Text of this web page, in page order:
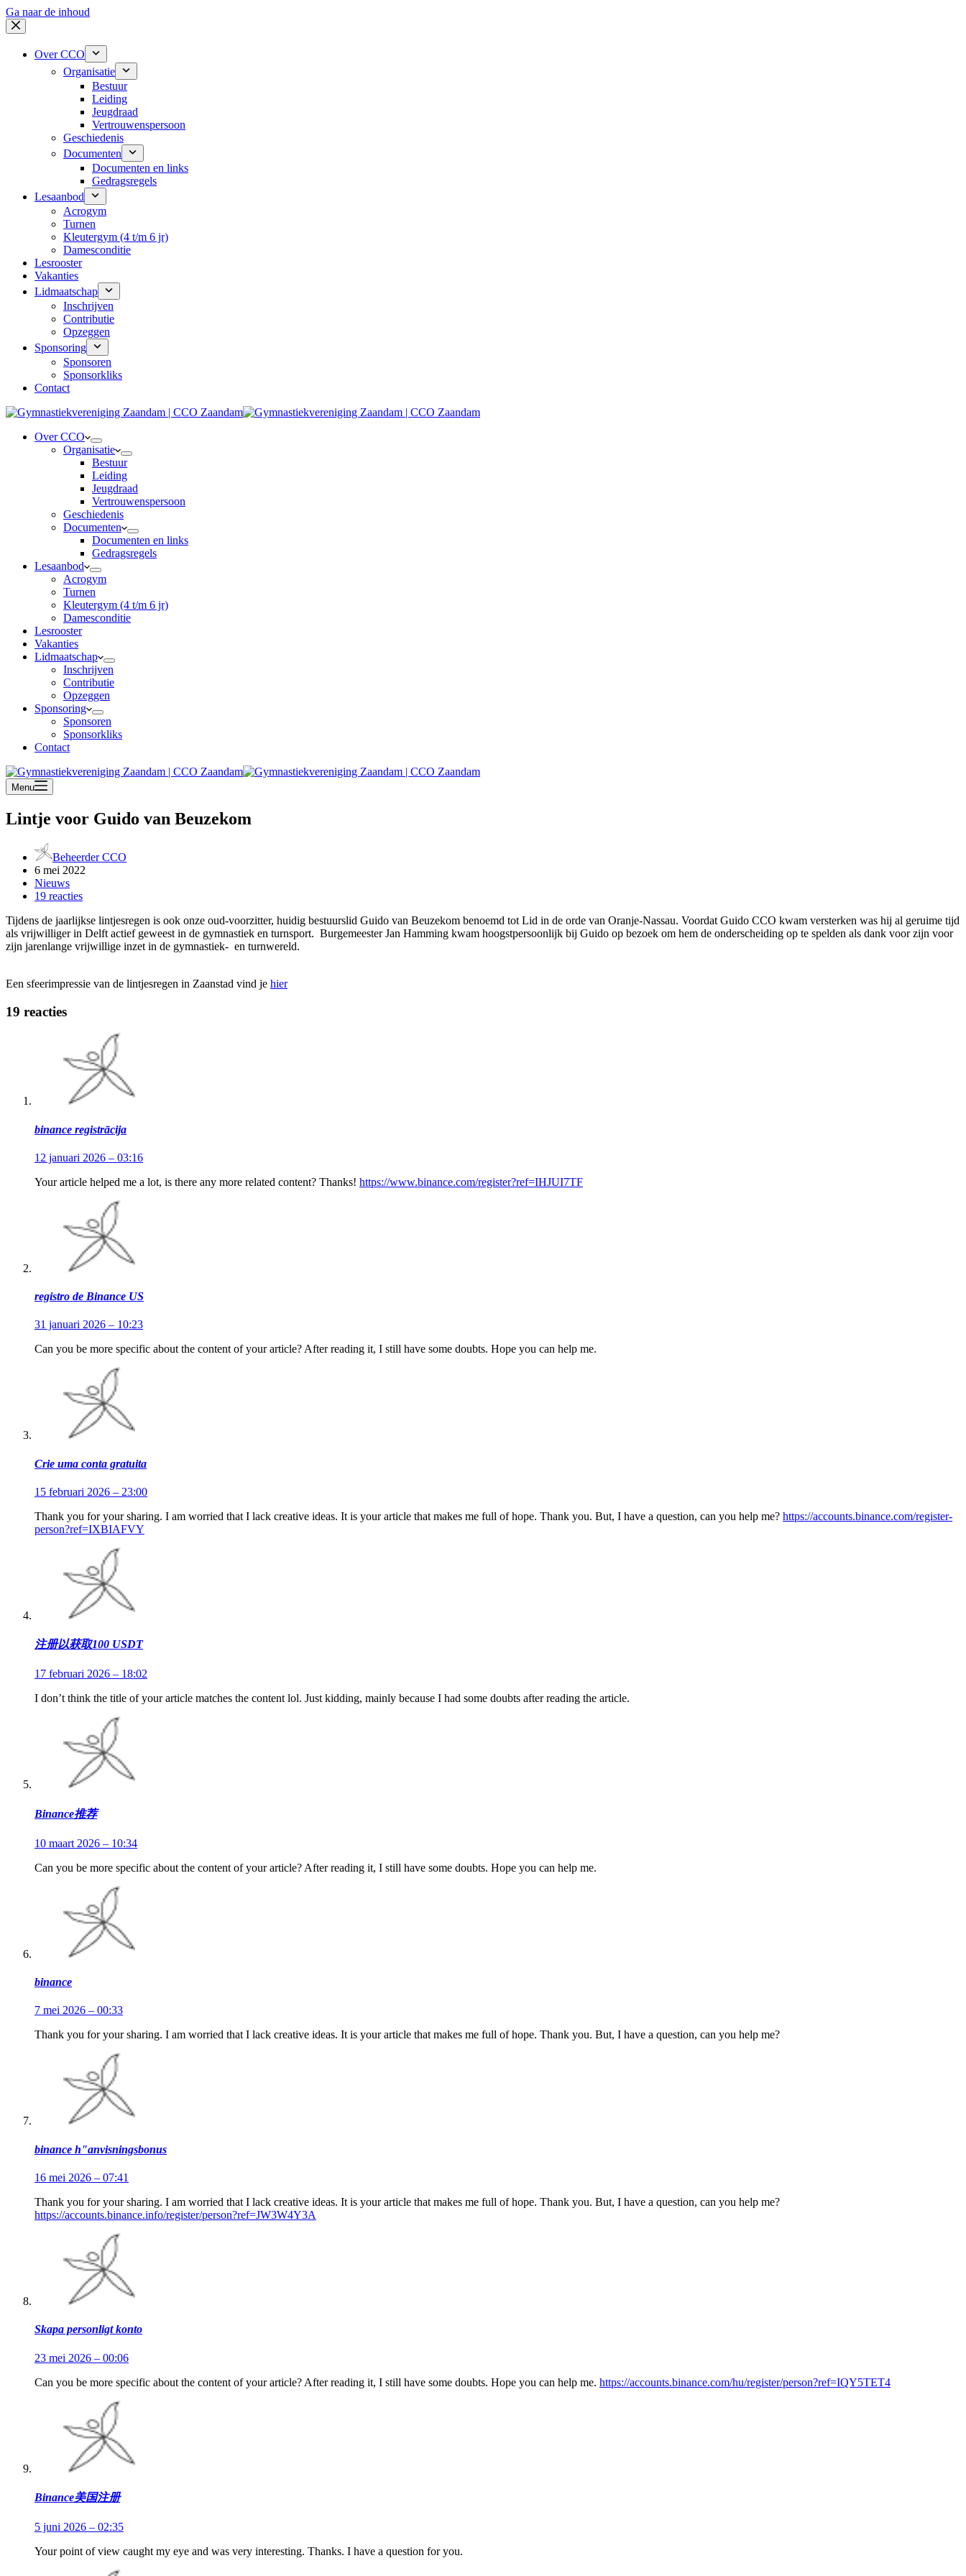
Ga naar de inhoud
Over CCO
Organisatie
Bestuur
Leiding
Jeugdraad
Vertrouwenspersoon
Geschiedenis
Documenten
Documenten en links
Gedragsregels
Lesaanbod
Acrogym
Turnen
Kleutergym (4 t/m 6 jr)
Damesconditie
Lesrooster
Vakanties
Lidmaatschap
Inschrijven
Contributie
Opzeggen
Sponsoring
Sponsoren
Sponsorkliks
Contact
Over CCO
Organisatie
Bestuur
Leiding
Jeugdraad
Vertrouwenspersoon
Geschiedenis
Documenten
Documenten en links
Gedragsregels
Lesaanbod
Acrogym
Turnen
Kleutergym (4 t/m 6 jr)
Damesconditie
Lesrooster
Vakanties
Lidmaatschap
Inschrijven
Contributie
Opzeggen
Sponsoring
Sponsoren
Sponsorkliks
Contact
Menu
Lintje voor Guido van Beuzekom
Beheerder CCO
6 mei 2022
Nieuws
19 reacties
Tijdens de jaarlijkse lintjesregen is ook onze oud-voorzitter, huidig bestuurslid Guido van Beuzekom benoemd tot Lid in de orde van Oranje-Nassau. Voordat Guido CCO kwam versterken was hij al geruime tijd
als vrijwilliger in Delft actief geweest in de gymnastiek en turnsport. Burgemeester Jan Hamming kwam hoogstpersoonlijk bij Guido op bezoek om hem de onderscheiding op te spelden als dank voor zijn voor
zijn jarenlange vrijwillige inzet in de gymnastiek- en turnwereld.
Een sfeerimpressie van de lintjesregen in Zaanstad vind je hier
19 reacties
binance registrācija
12 januari 2026 – 03:16
Your article helped me a lot, is there any more related content? Thanks! https://www.binance.com/register?ref=IHJUI7TF
registro de Binance US
31 januari 2026 – 10:23
Can you be more specific about the content of your article? After reading it, I still have some doubts. Hope you can help me.
Crie uma conta gratuita
15 februari 2026 – 23:00
Thank you for your sharing. I am worried that I lack creative ideas. It is your article that makes me full of hope. Thank you. But, I have a question, can you help me? https://accounts.binance.com/register-
person?ref=IXBIAFVY
注册以获取100 USDT
17 februari 2026 – 18:02
I don’t think the title of your article matches the content lol. Just kidding, mainly because I had some doubts after reading the article.
Binance推荐
10 maart 2026 – 10:34
Can you be more specific about the content of your article? After reading it, I still have some doubts. Hope you can help me.
binance
7 mei 2026 – 00:33
Thank you for your sharing. I am worried that I lack creative ideas. It is your article that makes me full of hope. Thank you. But, I have a question, can you help me?
binance h"anvisningsbonus
16 mei 2026 – 07:41
Thank you for your sharing. I am worried that I lack creative ideas. It is your article that makes me full of hope. Thank you. But, I have a question, can you help me?
https://accounts.binance.info/register/person?ref=JW3W4Y3A
Skapa personligt konto
23 mei 2026 – 00:06
Can you be more specific about the content of your article? After reading it, I still have some doubts. Hope you can help me. https://accounts.binance.com/hu/register/person?ref=IQY5TET4
Binance美国注册
5 juni 2026 – 02:35
Your point of view caught my eye and was very interesting. Thanks. I have a question for you.